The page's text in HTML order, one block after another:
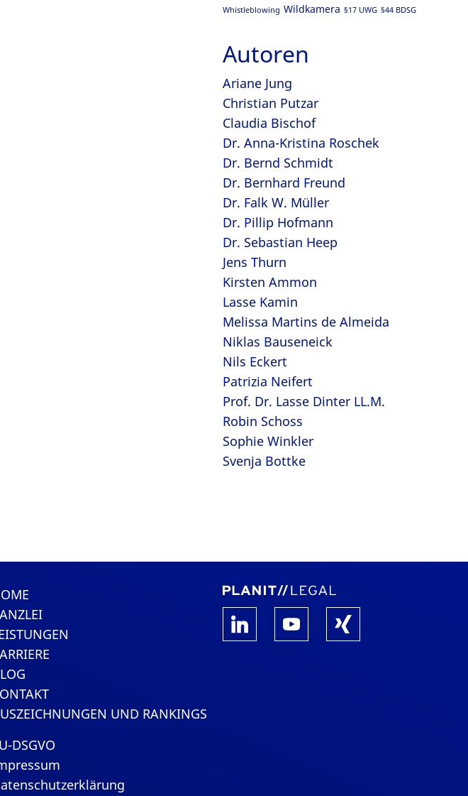
Whistleblowing Wildkamera §17 UWG §44 BDSG
Autoren
Ariane Jung
Christian Putzar
Claudia Bischof
Dr. Anna-Kristina Roschek
Dr. Bernd Schmidt
Dr. Bernhard Freund
Dr. Falk W. Müller
Dr. Pillip Hofmann
Dr. Sebastian Heep
Jens Thurn
Kirsten Ammon
Lasse Kamin
Melissa Martins de Almeida
Niklas Bauseneick
Nils Eckert
Patrizia Neifert
Prof. Dr. Lasse Dinter LL.M.
Robin Schoss
Sophie Winkler
Svenja Bottke
UND RANKINGS
DSGVO